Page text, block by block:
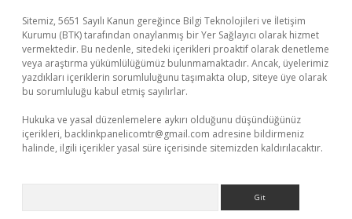
Sitemiz, 5651 Sayılı Kanun gereğince Bilgi Teknolojileri ve İletişim
Kurumu (BTK) tarafından onaylanmış bir Yer Sağlayıcı olarak hizmet
vermektedir. Bu nedenle, sitedeki içerikleri proaktif olarak denetleme
veya araştırma yükümlülüğümüz bulunmamaktadır. Ancak, üyelerimiz
yazdıkları içeriklerin sorumluluğunu taşımakta olup, siteye üye olarak
bu sorumluluğu kabul etmiş sayılırlar.
Hukuka ve yasal düzenlemelere aykırı olduğunu düşündüğünüz
içerikleri, backlinkpanelicomtr@gmail.com adresine bildirmeniz
halinde, ilgili içerikler yasal süre içerisinde sitemizden kaldırılacaktır.